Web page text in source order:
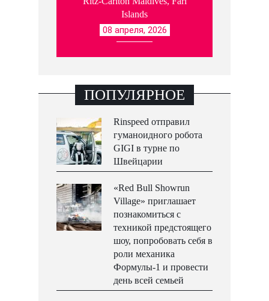
Islands
08 апреля, 2026
ПОПУЛЯРНОЕ
Rinspeed отправил
гуманоидного робота
GIGI в турне по
Швейцарии
«Red Bull Showrun
Village» приглашает
познакомиться с
техникой предстоящего
шоу, попробовать себя в
роли механика
Формулы-1 и провести
день всей семьей